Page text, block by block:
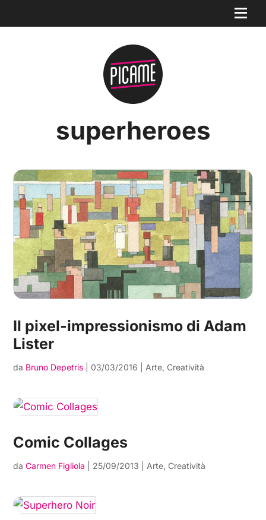
superheroes
Il pixel-impressionismo di Adam
Lister
da Bruno Depetris 03/03/2016 Arte, Creatività
Comic Collages
daCarmen Figliola 25/09/2013 Arte, Creatività